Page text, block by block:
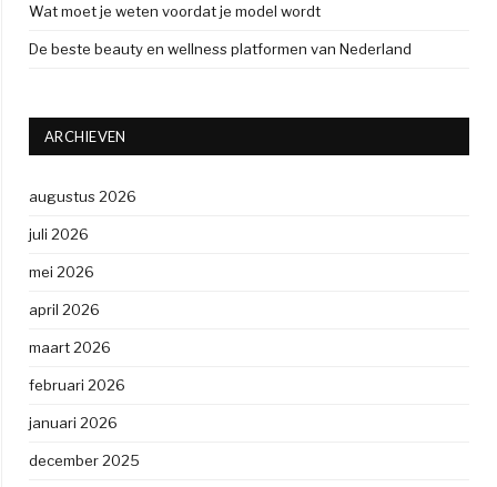
Wat moet je weten voordat je model wordt
De beste beauty en wellness platformen van Nederland
ARCHIEVEN
augustus 2026
juli 2026
mei 2026
april 2026
maart 2026
februari 2026
januari 2026
december 2025